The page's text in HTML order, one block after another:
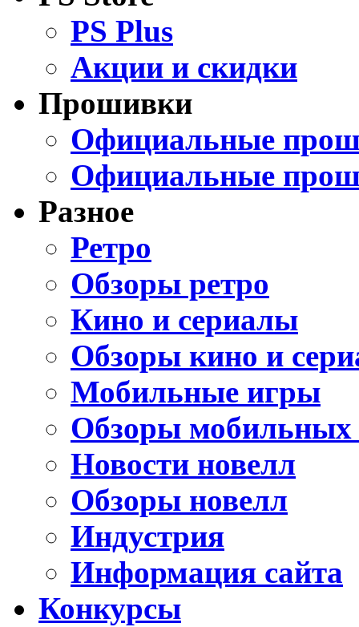
PS Plus
Акции и скидки
Прошивки
Официальные
Официальные
Разное
Ретро
Обзоры ретро
Кино и сериалы
Обзоры кино и
Мобильные игры
Обзоры мобильных
Новости новелл
Обзоры новелл
Индустрия
Информация сайта
Конкурсы